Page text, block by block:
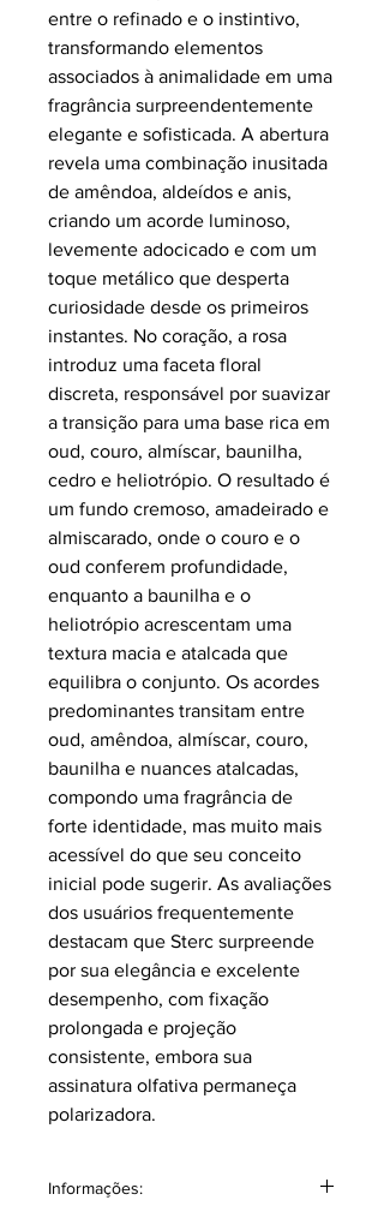
entre o refinado e o instintivo,
transformando elementos
associados à animalidade em uma
fragrância surpreendentemente
elegante e sofisticada. A abertura
revela uma combinação inusitada
de amêndoa, aldeídos e anis,
criando um acorde luminoso,
levemente adocicado e com um
toque metálico que desperta
curiosidade desde os primeiros
instantes. No coração, a rosa
introduz uma faceta floral
discreta, responsável por suavizar
a transição para uma base rica em
oud, couro, almíscar, baunilha,
cedro e heliotrópio. O resultado é
um fundo cremoso, amadeirado e
almiscarado, onde o couro e o
oud conferem profundidade,
enquanto a baunilha e o
heliotrópio acrescentam uma
textura macia e atalcada que
equilibra o conjunto. Os acordes
predominantes transitam entre
oud, amêndoa, almíscar, couro,
baunilha e nuances atalcadas,
compondo uma fragrância de
forte identidade, mas muito mais
acessível do que seu conceito
inicial pode sugerir. As avaliações
dos usuários frequentemente
destacam que Sterc surpreende
por sua elegância e excelente
desempenho, com fixação
prolongada e projeção
consistente, embora sua
assinatura olfativa permaneça
polarizadora.
Informações: